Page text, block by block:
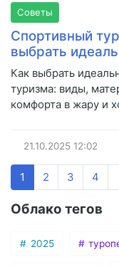
Советы
Спортивный
выбрать
Как выбрать
туризма: виды,
комфорта в жару и
21.10.2025 12:02
1 2 3 4
Облако тегов
2025